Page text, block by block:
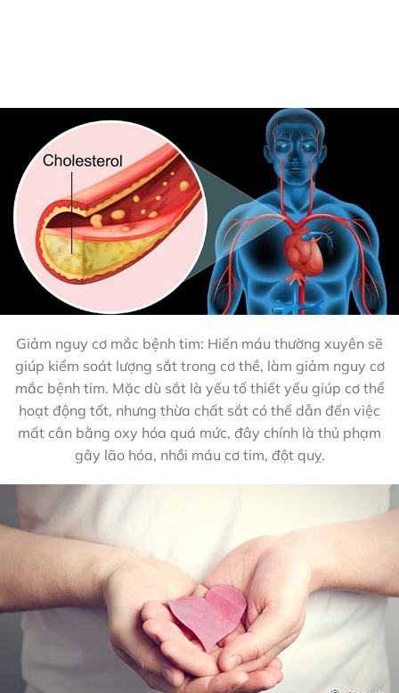
Giảm nguy cơ mắc bệnh tim: Hiến máu thường xuyên sẽ
giúp kiểm soát lượng sắt trong cơ thề, làm giảm nguy cơ
mắc bệnh tim. Mặc dù sắt là yếu tố thiết yếu giúp cơ thể
hoạt động tốt, nhưng thừa chất sắt có thể dẫn đến việc
mất cân bằng oxy hóa quá mức, đây chính là thủ phạm
gây lão hóa, nhồi máu cơ tim, đột quỵ.